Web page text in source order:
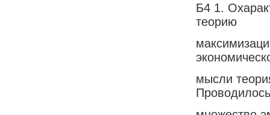
Б4 1.
теорию
мысли
Проводилось